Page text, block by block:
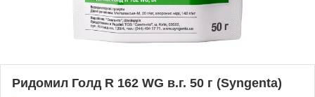
Ридомил Голд R 162 WG в.г. 50 г (Syngenta)